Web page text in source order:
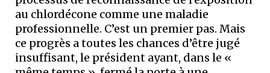
au chlordécone comme une maladie
professionnelle. C’est un premier pas. Mais
ce progrès a toutes les chances d’être jugé
insuffisant, le président ayant, dans le «